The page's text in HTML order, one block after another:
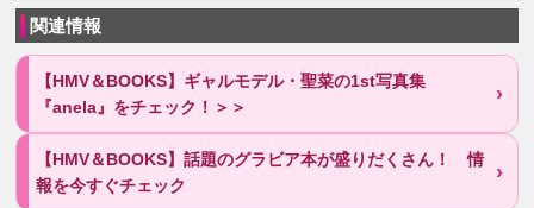
関連情報
【HMV＆BOOKS】ギャルモデル・聖菜の1st写真集
『anela』をチェック！＞＞
【HMV＆BOOKS】話題のグラビア本が盛りだくさん！ 情
報を今すぐチェック